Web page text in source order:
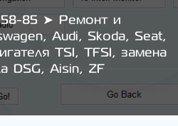
85 ➤ Ремонт и
Audi, Skoda, Seat,
TSI, TFSI, замена
DSG, Aisin, ZF